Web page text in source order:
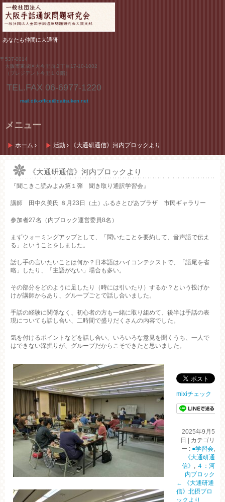
あなたも仲間に大通研
〒537-0014
大阪市東成区大今里西２丁目17-10-1002
（プレジデント今里１０階）
TEL.FAX 06-6977-1220
mail:dtk-office@daitsuken.net
メニュー
ン
へ
ッ
ホーム › 活動 › 《大通研通信》河内ブロックより
《大通研通信》河内ブロックより
『聞こきこ読みよみ第１弾 聞き取り通訳学習会』
講師 田中久美氏 ８月23日（土）ふるさとぴあプラザ 市民ギャラリー
参加者27名（内ブロック運営委員8名）
まずウォーミングアップとして、「聞いたことを要約して、音声語で伝え
る」ということをしました。
話し手の言いたいことは何か？日本語はハイコンテクストで、「語尾を省
略」したり、「主語がない」場合も多い。
その部分をどのように足したり（時には引いたり）するか？という投げか
けが講師からあり、グループごとで話し合いました。
手話の経験に関係なく、初心者の方も一緒に取り組めて、後半は手話の表
現についても話し合い、二時間で盛りだくさんの内容でした。
気を付けるポイントなどを話し合い、いろいろな意見を聞くうち、一人で
はできない深掘りが、グループだからこそできたと思いました。
mixiチェック
2025年9月5
日
カテゴリ
ー : ●学習会,
《大通研通
信》 , ４：河
内ブロック
←
《大通研通
信》北摂ブロ
ックより